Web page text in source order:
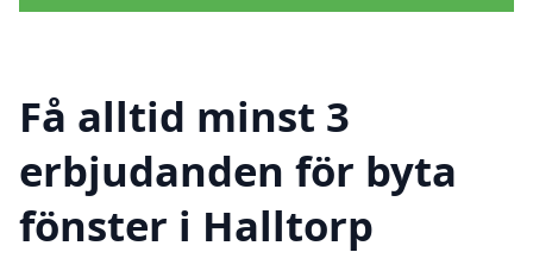
Få alltid minst 3
erbjudanden för byta
fönster i Halltorp